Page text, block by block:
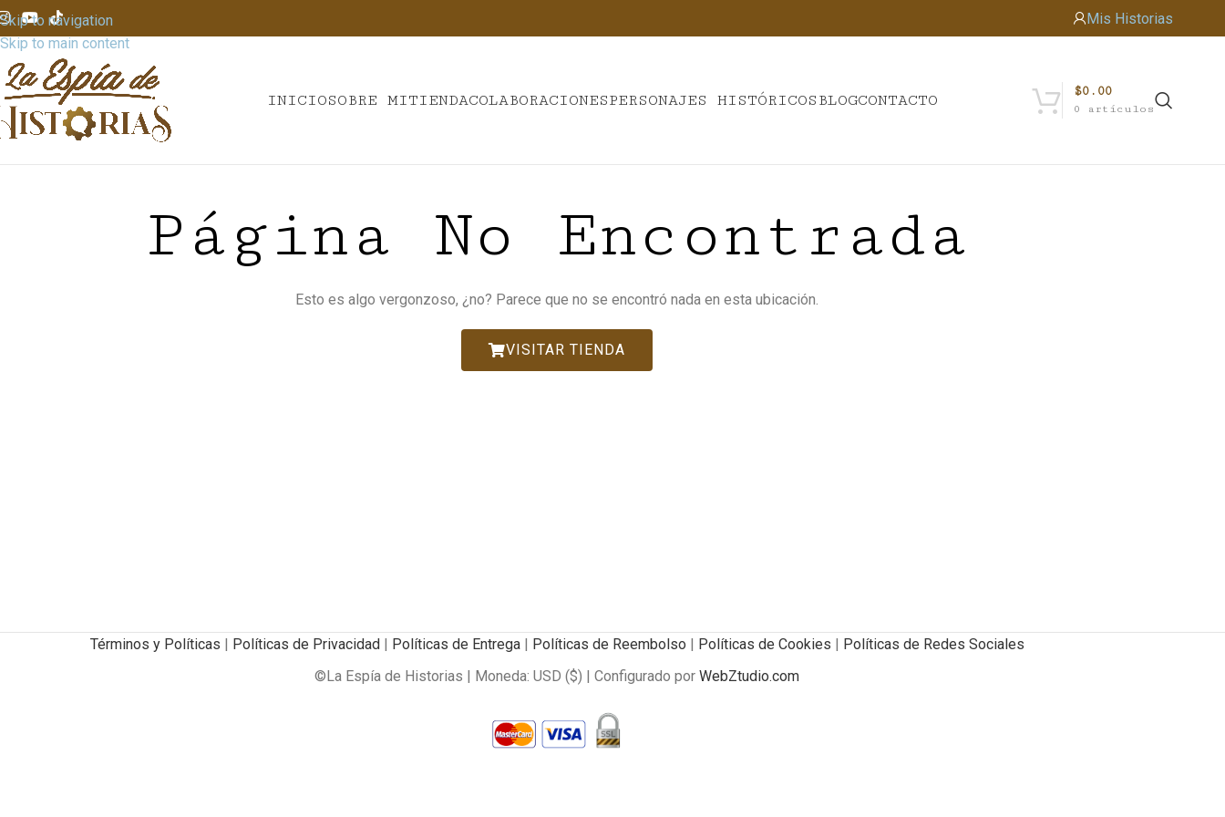
Skip to navigation
Skip to main content
Mis Historias
INICIOSOBRE MITIENDACOLABORACIONESPERSONAJES HISTÓRICOS BLOGCONTACTO 0 artículos
$0.00
Página No Encontrada
Esto es algo vergonzoso, ¿no? Parece que no se encontró nada en esta ubicación.
VISITAR TIENDA
Términos y Políticas | Políticas de Privacidad| Políticas de Entrega| Políticas de Reembolso | Políticas de Cookies | Políticas de Redes Sociales
©La Espía de Historias | Moneda: USD ($) | Configurado por WebZtudio.com